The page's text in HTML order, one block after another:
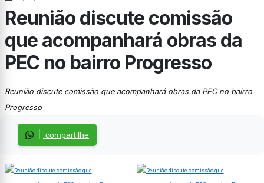
Reunião discute comissão
que acompanhará obras da
PEC no bairro Progresso
Reunião discute comissão que acompanhará obras da PEC no bairro
Progresso
compartilhe